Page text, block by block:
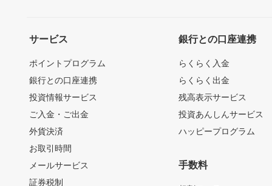
サービス
ポイントプログラム
銀行との口座連携
投資情報サービス
ご入金・ご出金
外貨決済
お取引時間
メールサービス
証券税制
銀行との口座連携
らくらく入金
らくらく出金
残高表示サービス
投資あんしんサービス
ハッピープログラム
手数料